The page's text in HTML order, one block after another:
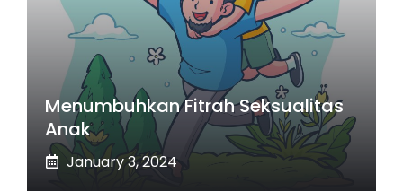
Menumbuhkan Fitrah Seksualitas
Anak
January 3, 2024